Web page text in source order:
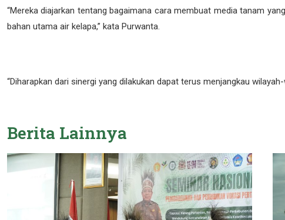
“Mereka diajarkan tentang bagaimana cara membuat media tanam
bahan utama air kelapa,” kata Purwanta.
“Diharapkan dari sinergi yang dilakukan dapat terus menjangkau
Berita Lainnya